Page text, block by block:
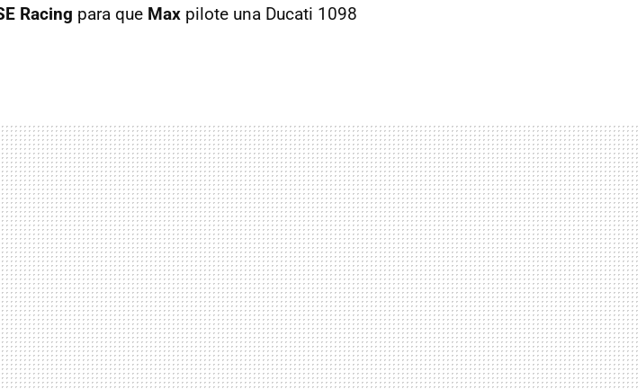
Racing para que Max pilote una Ducati 1098